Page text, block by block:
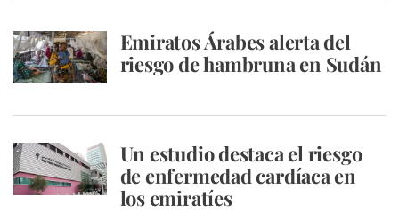
Emiratos Árabes alerta del
riesgo de hambruna en Sudán
Un estudio destaca el riesgo
de enfermedad cardíaca en
los emiratíes